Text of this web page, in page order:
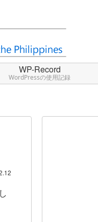
WP-Record
WordPressの使用記録